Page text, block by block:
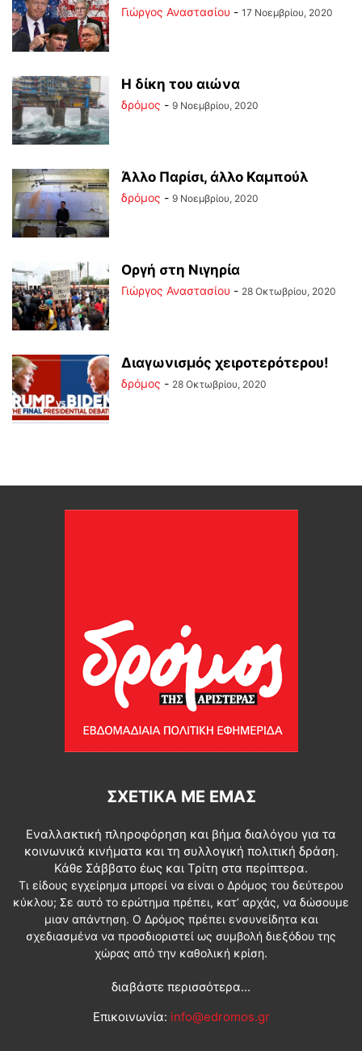
Γιώργος Αναστασίου - 17 Νοεμβρίου, 2020
Η δίκη του αιώνα
δρόμος - 9 Νοεμβρίου, 2020
Άλλο Παρίσι, άλλο Καμπούλ
δρόμος - 9 Νοεμβρίου, 2020
Οργή στη Νιγηρία
Γιώργος Αναστασίου - 28 Οκτωβρίου, 2020
Διαγωνισμός χειροτερότερου!
δρόμος - 28 Οκτωβρίου, 2020
ΣΧΕΤΙΚΆ ΜΕ ΕΜΆΣ
Εναλλακτική πληροφόρηση και βήμα διαλόγου για τα
κοινωνικά κινήματα και τη συλλογική πολιτική δράση.
Κάθε Σάββατο έως και Τρίτη στα περίπτερα.
Τι είδους εγχείρημα μπορεί να είναι ο Δρόμος του δεύτερου
κύκλου; Σε αυτό το ερώτημα πρέπει, κατ’ αρχάς, να δώσουμε
μιαν απάντηση. Ο Δρόμος πρέπει ενσυνείδητα και
σχεδιασμένα να προσδιοριστεί ως συμβολή διεξόδου της
χώρας από την καθολική κρίση.
διαβάστε περισσότερα...
Επικοινωνία: info@edromos.gr